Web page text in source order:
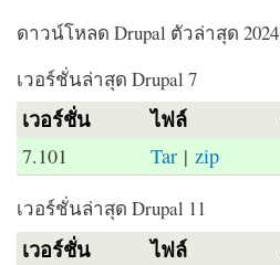
ดาวน์โหลด Drupal ตัวล่าสุด 2024
เวอร์ชั่นล่าสุด Drupal 7
เวอร์ชั่น ไฟล์
7.101 Tar |zip
เวอร์ชั่นล่าสุด Drupal 11
เวอร์ชั่น ไฟล์